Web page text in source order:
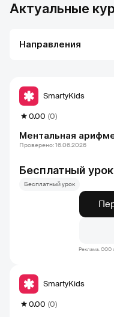
Актуальные
Направления
Ментальная
0.00 (0)
SmartyKids
Бесплатный урок
Проверено: 16.06.2026
Бесплатный урок
Реклама. ООО
0.00 (0)
SmartyKids